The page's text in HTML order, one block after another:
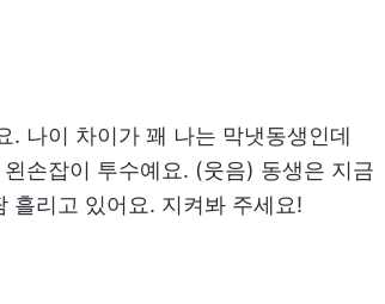
. 나이 차이가 꽤 나는 막냇동생인데
손잡이 투수예요. (웃음) 동생은 지금
흘리고 있어요. 지켜봐 주세요!